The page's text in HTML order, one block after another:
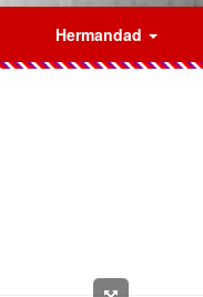
Hermandad